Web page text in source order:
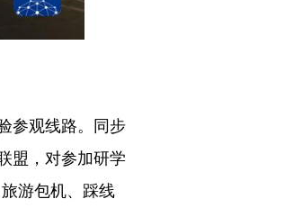
参观线路。同步
盟，对参加研学
游包机、踩线